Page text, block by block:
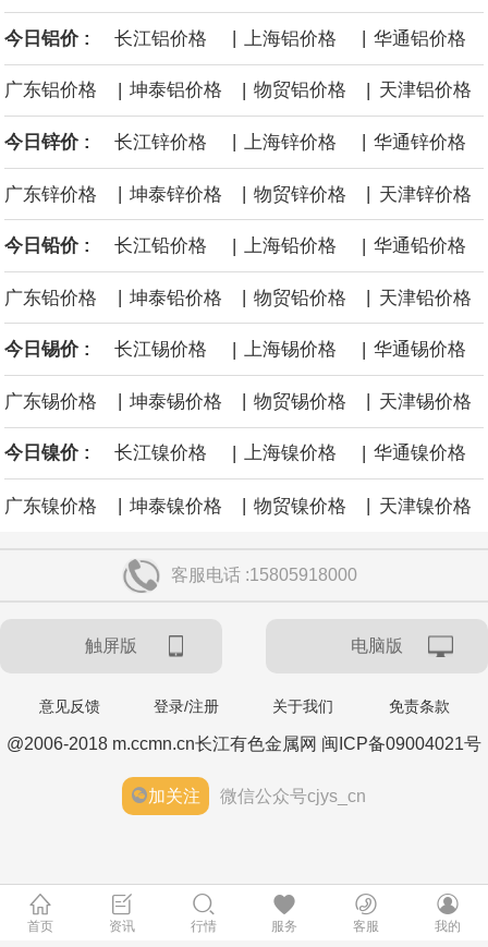
机存取存储器（DRAM）。
必和必拓港口联合工会：必和必拓西澳大利亚铁矿石业务的工人已
通知，将于8月9日实施24小时停工。
8月7日，宇树科技董事长王兴兴网上路演时表示，报告期内，公司
核心技术和知识产权。截至2026年1月31日，公司拥有262项专利权
（含境内发明专利20项）。
今日铝价 : 长江铝价格 上海铝价格 华通铝价格
广东铝价格 | 坤泰铝价格 | 物贸铝价格 | 天津铝价格
今日锌价 : 长江锌价格 上海锌价格 华通锌价格
广东锌价格 | 坤泰锌价格 | 物贸锌价格 | 天津锌价格
今日铅价 : 长江铅价格 | 上海铅价格 | 华通铅价格
广东铅价格 坤泰铅价格 物贸铅价格 天津铅价格
今日锡价 : 长江锡价格 | 上海锡价格 | 华通锡价格
广东锡价格 坤泰锡价格 物贸锡价格 天津锡价格
今日镍价 : 长江镍价格 | 上海镍价格 | 华通镍价格
广东镍价格 | 坤泰镍价格 | 物贸镍价格 | 天津镍价格
客服电话 :15805918000
触屏版 电脑版
意见反馈 登录/注册 关于我们 免责条款
@2006-2018 m.ccmn.cn长江有色金属网 闽ICP备09004021号
加关注 微信公众号cjys_cn
首页 资讯 行情 服务 客服 我的